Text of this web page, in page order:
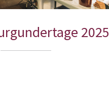
2025